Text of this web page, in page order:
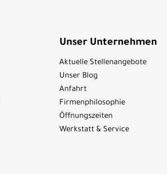
Unser Unternehmen
Aktuelle Stellenangebote
Unser Blog
Anfahrt
Firmenphilosophie
Öffnungszeiten
Werkstatt & Service